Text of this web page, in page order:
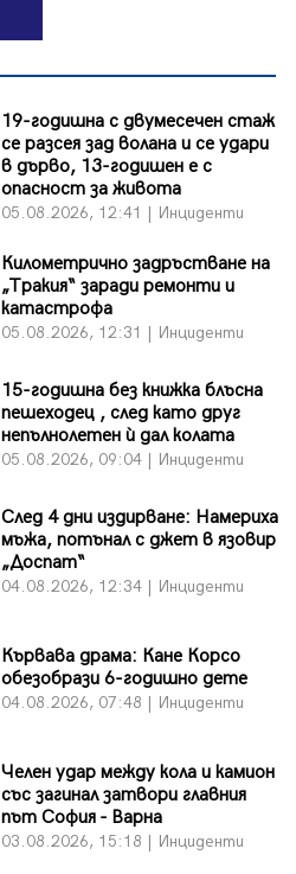
19-годишна с двумесечен стаж
се разсея зад волана и се удари
в дърво, 13-годишен е с
опасност за живота
05.08.2026, 12:41 | Инциденти
Километрично задръстване на
„Тракия“ заради ремонти и
катастрофа
05.08.2026, 12:31 | Инциденти
15-годишна без книжка блъсна
пешеходец , след като друг
непълнолетен ѝ дал колата
05.08.2026, 09:04 | Инциденти
След 4 дни издирване: Намериха
мъжа, потънал с джет в язовир
„Доспат“
04.08.2026, 12:34 | Инциденти
Кървава драма: Кане Корсо
обезобрази 6-годишно дете
04.08.2026, 07:48 | Инциденти
Челен удар между кола и камион
със загинал затвори главния
път София - Варна
03.08.2026, 15:18 | Инциденти